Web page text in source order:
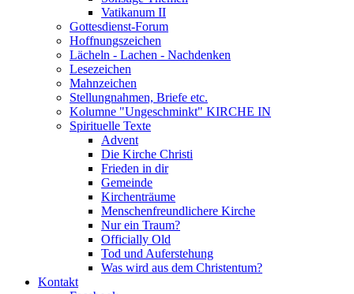
Vatikanum II
Gottesdienst-Forum
Hoffnungszeichen
Lächeln - Lachen - Nachdenken
Lesezeichen
Mahnzeichen
Stellungnahmen, Briefe etc.
Kolumne "Ungeschminkt" KIRCHE IN
Spirituelle Texte
Advent
Die Kirche Christi
Frieden in dir
Gemeinde
Kirchenträume
Menschenfreundlichere Kirche
Nur ein Traum?
Officially Old
Tod und Auferstehung
Was wird aus dem Christentum?
Kontakt